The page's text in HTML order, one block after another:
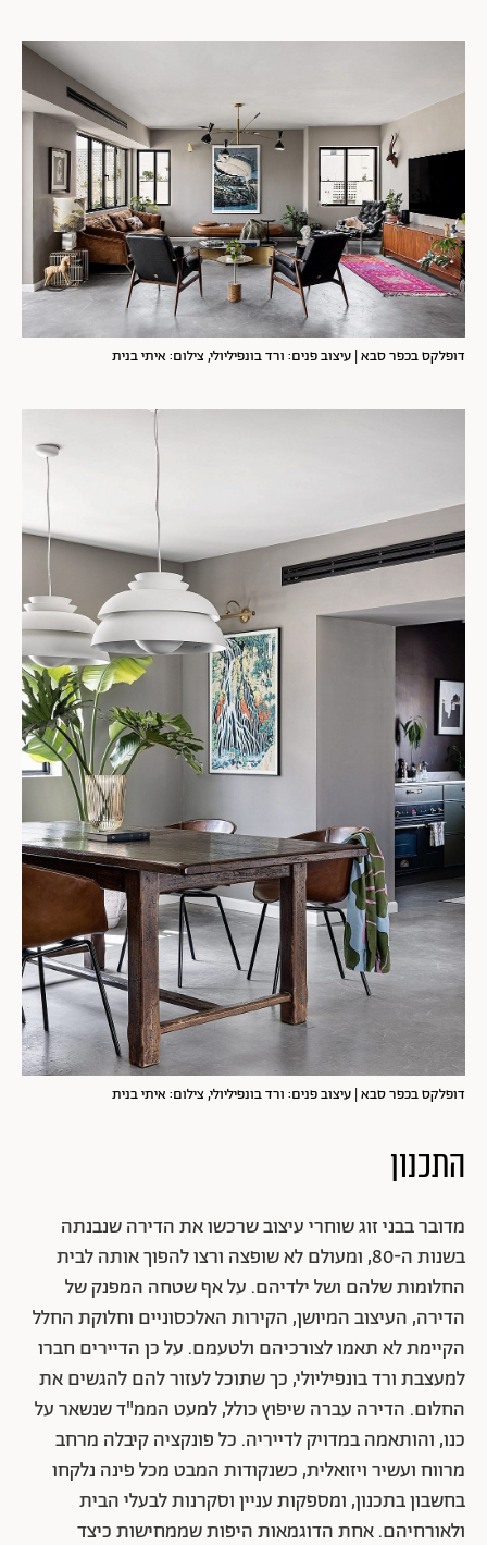
דופלקס בכפר סבא | עיצוב פנים: ורד בונפיליולי, צילום: איתי בנית
דופלקס בכפר סבא | עיצוב פנים: ורד בונפיליולי, צילום: איתי בנית
התכנון
מדובר בבני זוג שוחרי עיצוב שרכשו את הדירה שנבנתה
בשנות ה-80, ומעולם לא שופצה ורצו להפוך אותה לבית
החלומות שלהם ושל ילדיהם. על אף שטחה המפנק של
הדירה, העיצוב המיושן, הקירות האלכסוניים וחלוקת החלל
הקיימת לא תאמו לצורכיהם ולטעמם. על כן הדיירים חברו
למעצבת ורד בונפיליולי, כך שתוכל לעזור להם להגשים את
החלום. הדירה עברה שיפוץ כולל, למעט הממ"ד שנשאר על
כנו, והותאמה במדויק לדייריה. כל פונקציה קיבלה מרחב
מרווח ועשיר ויזואלית, כשנקודות המבט מכל פינה נלקחו
בחשבון בתכנון, ומספקות עניין וסקרנות לבעלי הבית
ולאורחיהם. אחת הדוגמאות היפות שממחישות כיצד